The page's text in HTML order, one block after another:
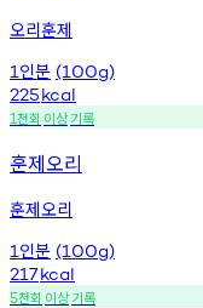
오리훈제
1 인분 (100g)
225kcal
1천회 이상기록
훈제오리
훈제오리
1 인분 (100g)
217kcal
5천회 이상기록